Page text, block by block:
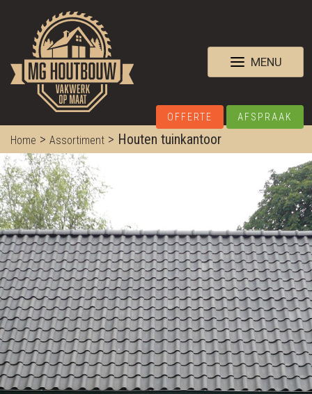
MENU
OFFERTE AFSPRAAK
Home > Assortiment > Houten tuinkantoor